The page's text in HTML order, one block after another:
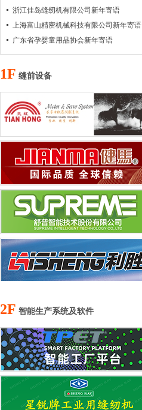
浙江佳岛缝纫机有限公司新年寄语
上海富山精密机械科技有限公司新年寄语
广东省孕婴童用品协会新年寄语
1F 缝前设备
2F 智能生产系统及软件